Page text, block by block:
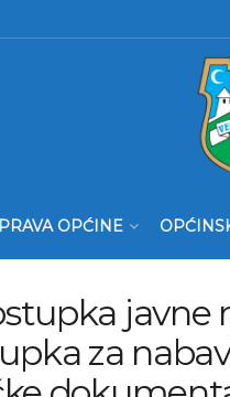
OPĆINE
javne
za